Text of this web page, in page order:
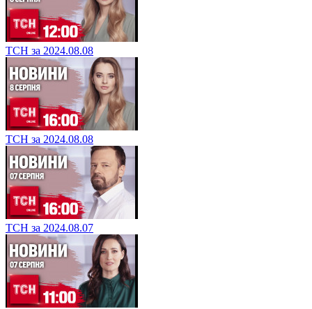
ТСН за 2024.08.08
ТСН за 2024.08.08
ТСН за 2024.08.07